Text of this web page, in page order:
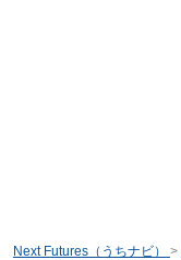
Next Futures（うちナビ） >